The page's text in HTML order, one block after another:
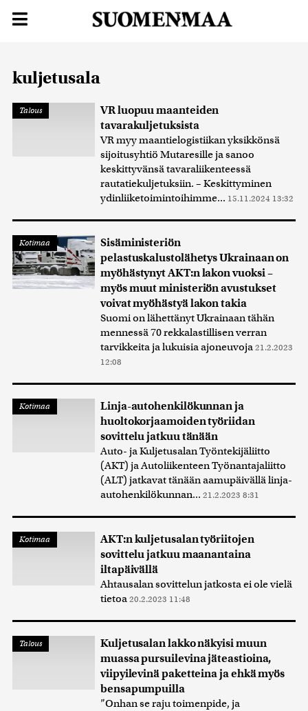
kuljetusala
Talous
VR luopuu maanteiden
tavarakuljetuksista
VR myy maantielogistiikan yksikkönsä
sijoitusyhtiö Mutaresille ja sanoo
keskittyvänsä tavaraliikenteessä
rautatiekuljetuksiin. – Keskittyminen
ydinliiketoimintoihimme... 15.11.2024 13:32
Kotimaa
Sisäministeriön
pelastuskalustolähetys Ukrainaan on
myöhästynyt AKT:n lakon vuoksi –
myös muut ministeriön avustukset
voivat myöhästyä lakon takia
Suomi on lähettänyt Ukrainaan tähän
mennessä 70 rekkalastillisen verran
tarvikkeita ja lukuisia ajoneuvoja 21.2.2023
12:08
Kotimaa
Linja-autohenkilökunnan ja
huoltokorjaamoiden työriidan
sovittelu jatkuu tänään
Auto- ja Kuljetusalan Työntekijäliitto
(AKT) ja Autoliikenteen Työnantajaliitto
(ALT) jatkavat tänään aamupäivällä linja-
autohenkilökunnan... 21.2.2023 8:31
Kotimaa
AKT:n kuljetusalan työriitojen
sovittelu jatkuu maanantaina
iltapäivällä
Ahtausalan sovittelun jatkosta ei ole vielä
tietoa 20.2.2023 11:48
Talous
Kuljetusalan lakko näkyisi muun
muassa pursuilevina jäteastioina,
viipyilevinä paketteina ja ehkä myös
bensapumpuilla
”Onhan se raju toimenpide, ja